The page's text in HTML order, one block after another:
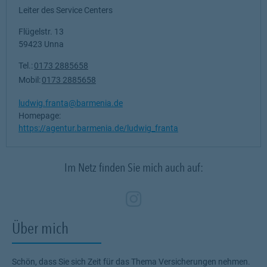
Über mich
Schön, dass Sie sich Zeit für das Thema Versicherungen nehmen.
Leiter des Service Centers
Flügelstr. 13
59423 Unna
Tel.: 0173 2885658
Mobil: 0173 2885658
ludwig.franta@barmenia.de
Homepage:
https://agentur.barmenia.de/ludwig_franta
Im Netz finden Sie mich auch auf: